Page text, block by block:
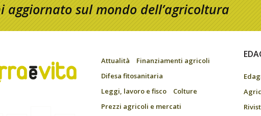
aggiornato sul mondo dell’agricoltura
Attualità
Finanziamenti agricoli
Difesa fitosanitaria
Leggi, lavoro e fisco
Colture
Prezzi agricoli e mercati